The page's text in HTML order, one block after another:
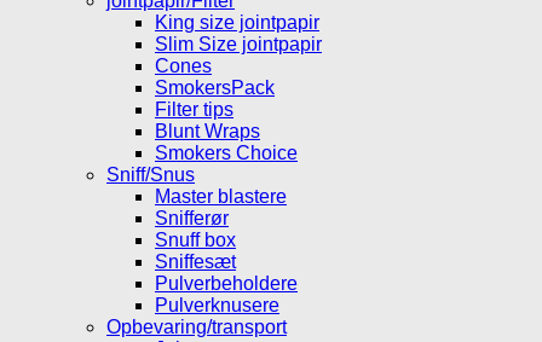
King size jointpapir
Slim Size jointpapir
Cones
SmokersPack
Filter tips
Blunt Wraps
Smokers Choice
Sniff/Snus
Master blastere
Snifferør
Snuff box
Sniffesæt
Pulverbeholdere
Pulverknusere
Opbevaring/transport